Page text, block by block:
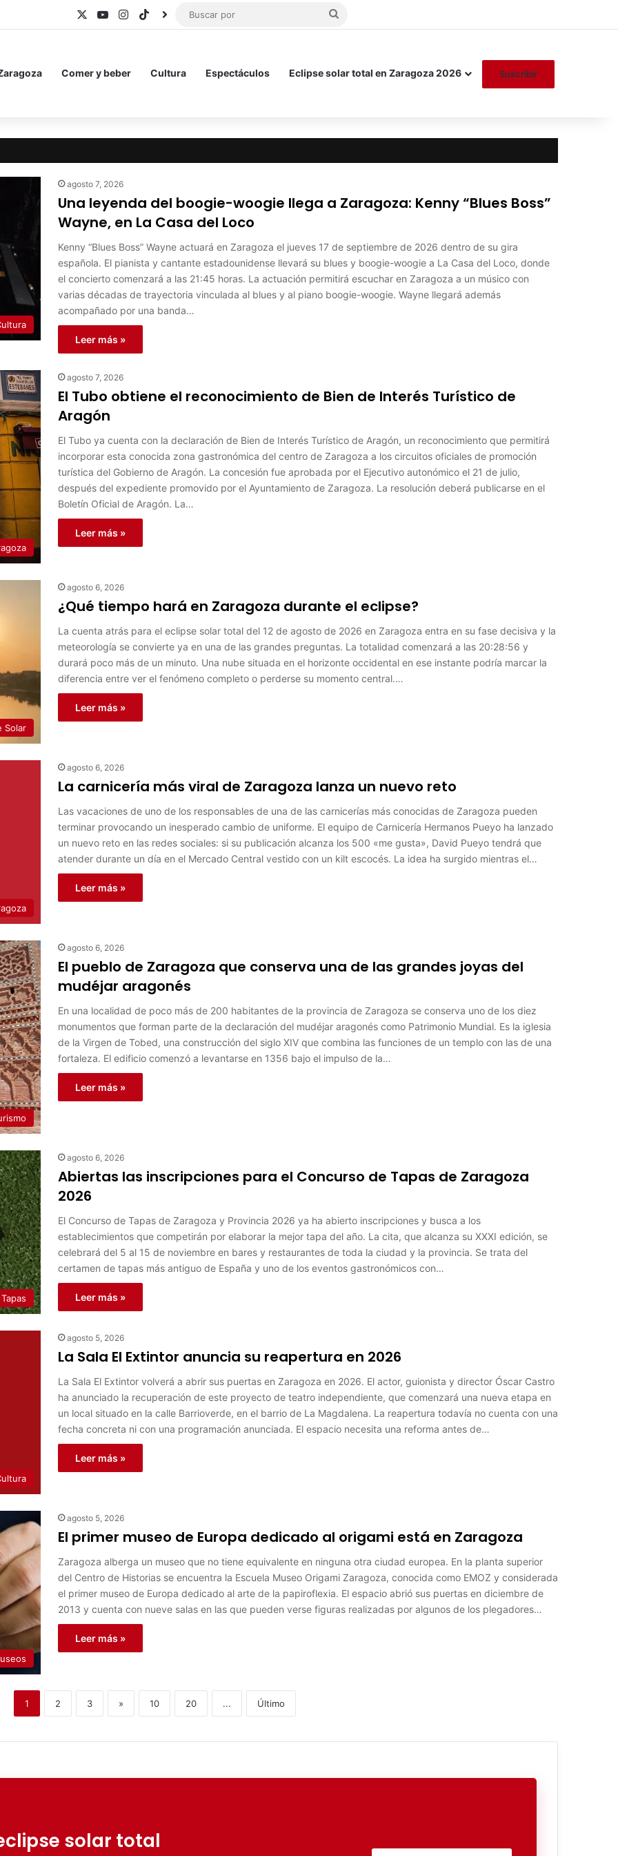
YouTubeInstagram
TikTokBlueSky
Buscar
Comer y beber Cultura Espectáculos Eclipse solar total en Zaragoza 2026 Suscribir
agosto 7, 2026
Una leyenda del boogie-woogie llega a Zaragoza: Kenny “Blues Boss”
Wayne, en La Casa del Loco
Kenny “Blues Boss” Wayne actuará en Zaragoza el jueves 17 de septiembre de 2026 dentro de su gira
española. El pianista y cantante estadounidense llevará su blues y boogie-woogie a La Casa del Loco, donde
el concierto comenzará a las 21:45 horas. La actuación permitirá escuchar en Zaragoza a un músico con
varias décadas de trayectoria vinculada al blues y al piano boogie-woogie. Wayne llegará además
acompañado por una banda…
Leer más »
agosto 7, 2026
El Tubo obtiene el reconocimiento de Bien de Interés Turístico de
Aragón
El Tubo ya cuenta con la declaración de Bien de Interés Turístico de Aragón, un reconocimiento que permitirá
incorporar esta conocida zona gastronómica del centro de Zaragoza a los circuitos oficiales de promoción
turística del Gobierno de Aragón. La concesión fue aprobada por el Ejecutivo autonómico el 21 de julio,
después del expediente promovido por el Ayuntamiento de Zaragoza. La resolución deberá publicarse en el
Boletín Oficial de Aragón. La…
Leer más »
Solar
agosto 6, 2026
¿Qué tiempo hará en Zaragoza durante el eclipse?
La cuenta atrás para el eclipse solar total del 12 de agosto de 2026 en Zaragoza entra en su fase decisiva y la
meteorología se convierte ya en una de las grandes preguntas. La totalidad comenzará a las 20:28:56 y
durará poco más de un minuto. Una nube situada en el horizonte occidental en ese instante podría marcar la
diferencia entre ver el fenómeno completo o perderse su momento central.…
Leer más »
agosto 6, 2026
La carnicería más viral de Zaragoza lanza un nuevo reto
Las vacaciones de uno de los responsables de una de las carnicerías más conocidas de Zaragoza pueden
terminar provocando un inesperado cambio de uniforme. El equipo de Carnicería Hermanos Pueyo ha lanzado
un nuevo reto en las redes sociales: si su publicación alcanza los 500 «me gusta», David Pueyo tendrá que
atender durante un día en el Mercado Central vestido con un kilt escocés. La idea ha surgido mientras el…
Leer más »
agosto 6, 2026
El pueblo de Zaragoza que conserva una de las grandes joyas del
mudéjar aragonés
En una localidad de poco más de 200 habitantes de la provincia de Zaragoza se conserva uno de los diez
monumentos que forman parte de la declaración del mudéjar aragonés como Patrimonio Mundial. Es la iglesia
de la Virgen de Tobed, una construcción del siglo XIV que combina las funciones de un templo con las de una
fortaleza. El edificio comenzó a levantarse en 1356 bajo el impulso de la…
Leer más »
agosto 6, 2026
Abiertas las inscripciones para el Concurso de Tapas de Zaragoza
2026
El Concurso de Tapas de Zaragoza y Provincia 2026 ya ha abierto inscripciones y busca a los
establecimientos que competirán por elaborar la mejor tapa del año. La cita, que alcanza su XXXI edición, se
celebrará del 5 al 15 de noviembre en bares y restaurantes de toda la ciudad y la provincia. Se trata del
certamen de tapas más antiguo de España y uno de los eventos gastronómicos con…
Leer más »
agosto 5, 2026
La Sala El Extintor anuncia su reapertura en 2026
La Sala El Extintor volverá a abrir sus puertas en Zaragoza en 2026. El actor, guionista y director Óscar Castro
ha anunciado la recuperación de este proyecto de teatro independiente, que comenzará una nueva etapa en
un local situado en la calle Barrioverde, en el barrio de La Magdalena. La reapertura todavía no cuenta con una
fecha concreta ni con una programación anunciada. El espacio necesita una reforma antes de…
Leer más »
agosto 5, 2026
El primer museo de Europa dedicado al origami está en Zaragoza
Zaragoza alberga un museo que no tiene equivalente en ninguna otra ciudad europea. En la planta superior
del Centro de Historias se encuentra la Escuela Museo Origami Zaragoza, conocida como EMOZ y considerada
el primer museo de Europa dedicado al arte de la papiroflexia. El espacio abrió sus puertas en diciembre de
2013 y cuenta con nueve salas en las que pueden verse figuras realizadas por algunos de los plegadores…
Leer más »
1 2 3 » 10 20 ... Último
solar total